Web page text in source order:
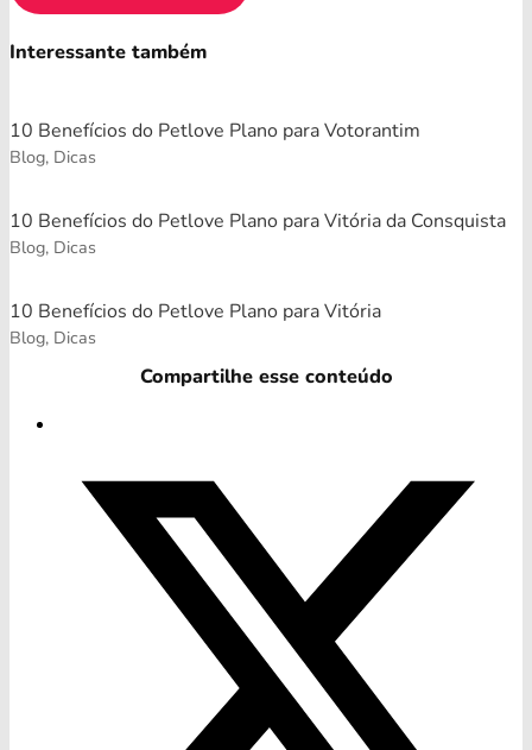
Interessante também
10 Benefícios do Petlove Plano para Votorantim
Blog, Dicas
10 Benefícios do Petlove Plano para Vitória da Consquista
Blog, Dicas
10 Benefícios do Petlove Plano para Vitória
Blog, Dicas
Compartilhe esse conteúdo